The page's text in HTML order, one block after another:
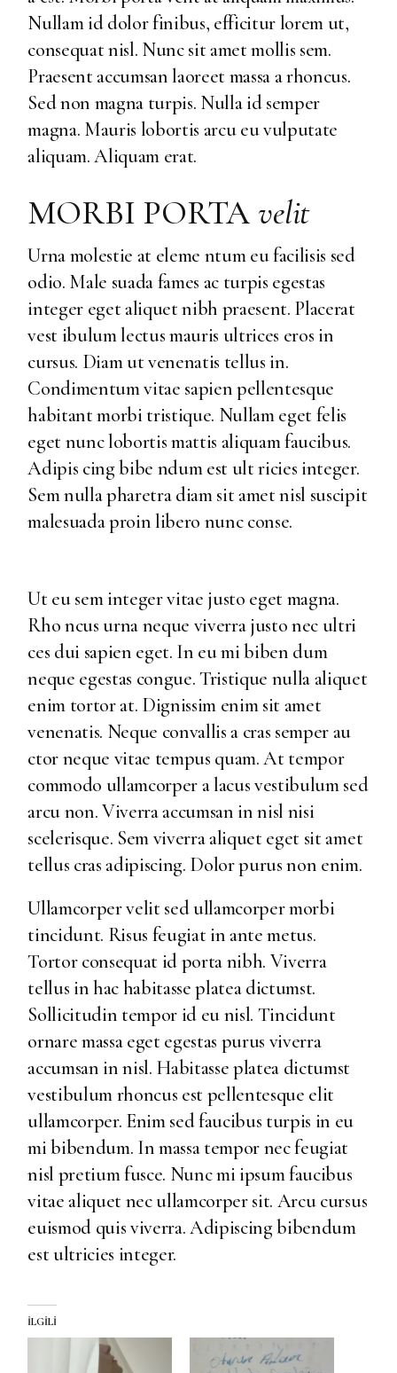
Nullam id dolor finibus, efficitur lorem ut,
consequat nisl. Nunc sit amet mollis sem.
Praesent accumsan laoreet massa a rhoncus.
Sed non magna turpis. Nulla id semper
magna. Mauris lobortis arcu eu vulputate
aliquam. Aliquam erat.
MORBI PORTA velit
Urna molestie at eleme ntum eu facilisis sed
odio. Male suada fames ac turpis egestas
integer eget aliquet nibh praesent. Placerat
vest ibulum lectus mauris ultrices eros in
cursus. Diam ut venenatis tellus in.
Condimentum vitae sapien pellentesque
habitant morbi tristique. Nullam eget felis
eget nunc lobortis mattis aliquam faucibus.
Adipis cing bibe ndum est ult ricies integer.
Sem nulla pharetra diam sit amet nisl suscipit
malesuada proin libero nunc conse.
Ut eu sem integer vitae justo eget magna.
Rho ncus urna neque viverra justo nec ultri
ces dui sapien eget. In eu mi biben dum
neque egestas congue. Tristique nulla aliquet
enim tortor at. Dignissim enim sit amet
venenatis. Neque convallis a cras semper au
ctor neque vitae tempus quam. At tempor
commodo ullamcorper a lacus vestibulum sed
arcu non. Viverra accumsan in nisl nisi
scelerisque. Sem viverra aliquet eget sit amet
tellus cras adipiscing. Dolor purus non enim.
Ullamcorper velit sed ullamcorper morbi
tincidunt. Risus feugiat in ante metus.
Tortor consequat id porta nibh. Viverra
tellus in hac habitasse platea dictumst.
Sollicitudin tempor id eu nisl. Tincidunt
ornare massa eget egestas purus viverra
accumsan in nisl. Habitasse platea dictumst
vestibulum rhoncus est pellentesque elit
ullamcorper. Enim sed faucibus turpis in eu
mi bibendum. In massa tempor nec feugiat
nisl pretium fusce. Nunc mi ipsum faucibus
vitae aliquet nec ullamcorper sit. Arcu cursus
euismod quis viverra. Adipiscing bibendum
est ultricies integer.
İLGILI